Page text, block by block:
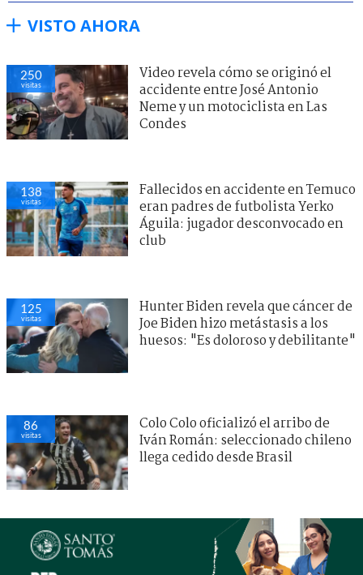
VISTO AHORA
250
visitas
Video revela cómo se originó el
accidente entre José Antonio
Neme y un motociclista en Las
Condes
138
visitas
Fallecidos en accidente en Temuco
eran padres de futbolista Yerko
Águila: jugador desconvocado en
club
125
visitas
Hunter Biden revela que cáncer de
Joe Biden hizo metástasis a los
huesos: "Es doloroso y debilitante"
86
visitas
Colo Colo oficializó el arribo de
Iván Román: seleccionado chileno
llega cedido desde Brasil